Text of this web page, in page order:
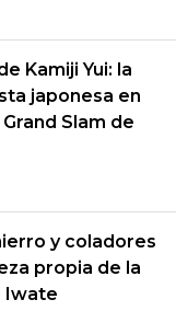
Kamiji Yui: la
japonesa en
Slam de
y coladores
propia de la
Iwate